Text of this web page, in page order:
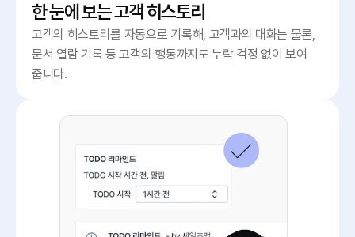
한 눈에 보는 고객 히스토리
고객의 히스토리를 자동으로 기록해, 고객과의 대화는 물론,
문서 열람 기록 등 고객의 행동까지도 누락 걱정 없이 보여
줍니다.